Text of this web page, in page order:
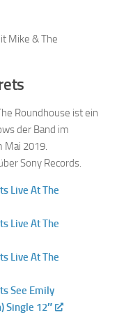
Mike & The
Roundhouse ist ein
der Band im
Mai 2019.
Sony Records.
Live At The
Live At The
Live At The
See Emily
Single 12″